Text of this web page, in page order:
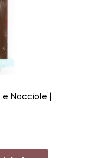
Nocciole |